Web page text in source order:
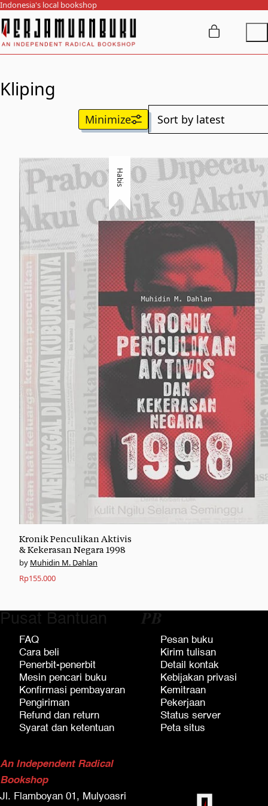
Indonesia's local bookshop
Kliping
Habis
Kronik Penculikan Aktivis
& Kekerasan Negara 1998
Muhidin M. Dahlan
Rp155.000
Pusat Bantuan
FAQ
Cara beli
Penerbit-penerbit
Mesin pencari buku
Konfirmasi pembayaran
Pengiriman
Refund dan return
Syarat dan ketentuan
𝑷𝑩
Pesan buku
Kirim tulisan
Detail kontak
Kebijakan privasi
Kemitraan
Pekerjaan
Status server
Peta situs
An Independent Radical
Bookshop
Jl. Flamboyan 01, Mulyoasri